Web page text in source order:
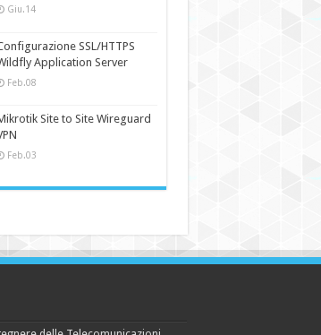
Giu.14
SSL/HTTPS
Application Server
Feb.08
Site to Site Wireguard
Feb.03